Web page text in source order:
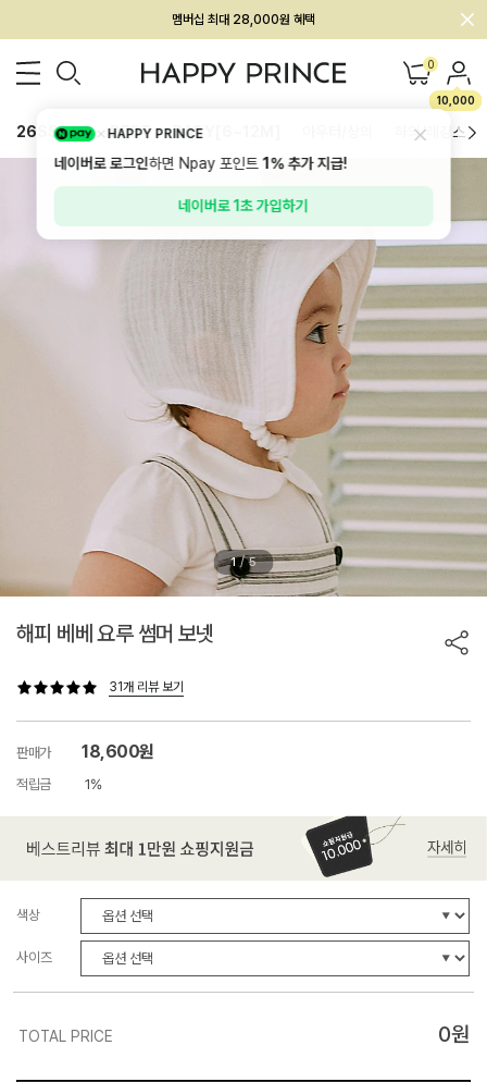
회원전용 아울렛, 가입하면 ~60% 할인!
멤버십 최대 28,000원 혜택 0
10,000
26SS 신상 BEST BABY[6~12M] 하의/레깅스
1 / 5
해피 베베 요루 썸머 보넷
31개 리뷰 보기
판매가 18,600원
적립금 1%
색상
사이즈
TOTAL PRICE 0원
HAPPY PRINCE
네이버로 로그인하면 Npay 포인트1%추가 지급!
네이버로 1초 가입하기